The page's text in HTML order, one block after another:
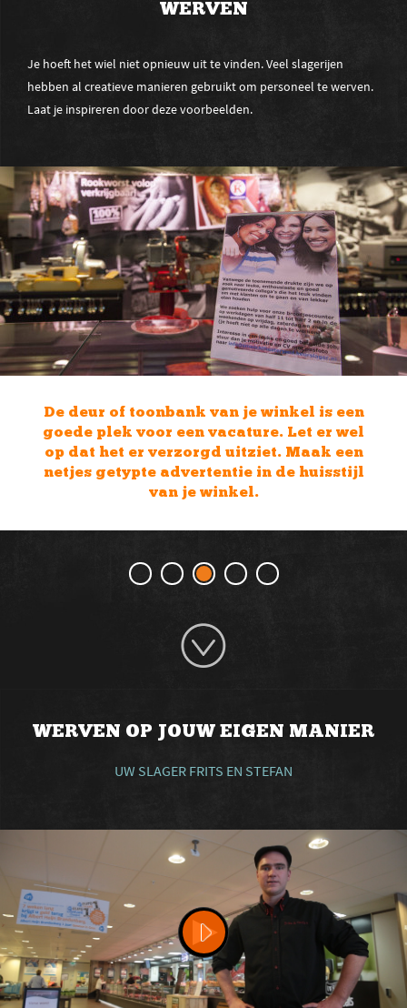
WERVEN
Je hoeft het wiel niet opnieuw uit te vinden. Veel slagerijen
hebben al creatieve manieren gebruikt om personeel te werven.
Laat je inspireren door deze voorbeelden.
toonbank van je winkel is een
voor een vacature. Let er wel
er verzorgd uitziet. Maak een
advertentie in de huisstijl
Voeg
de
kort
WERVEN OP JOUW EIGEN MANIER
UW SLAGER FRITS EN STEFAN